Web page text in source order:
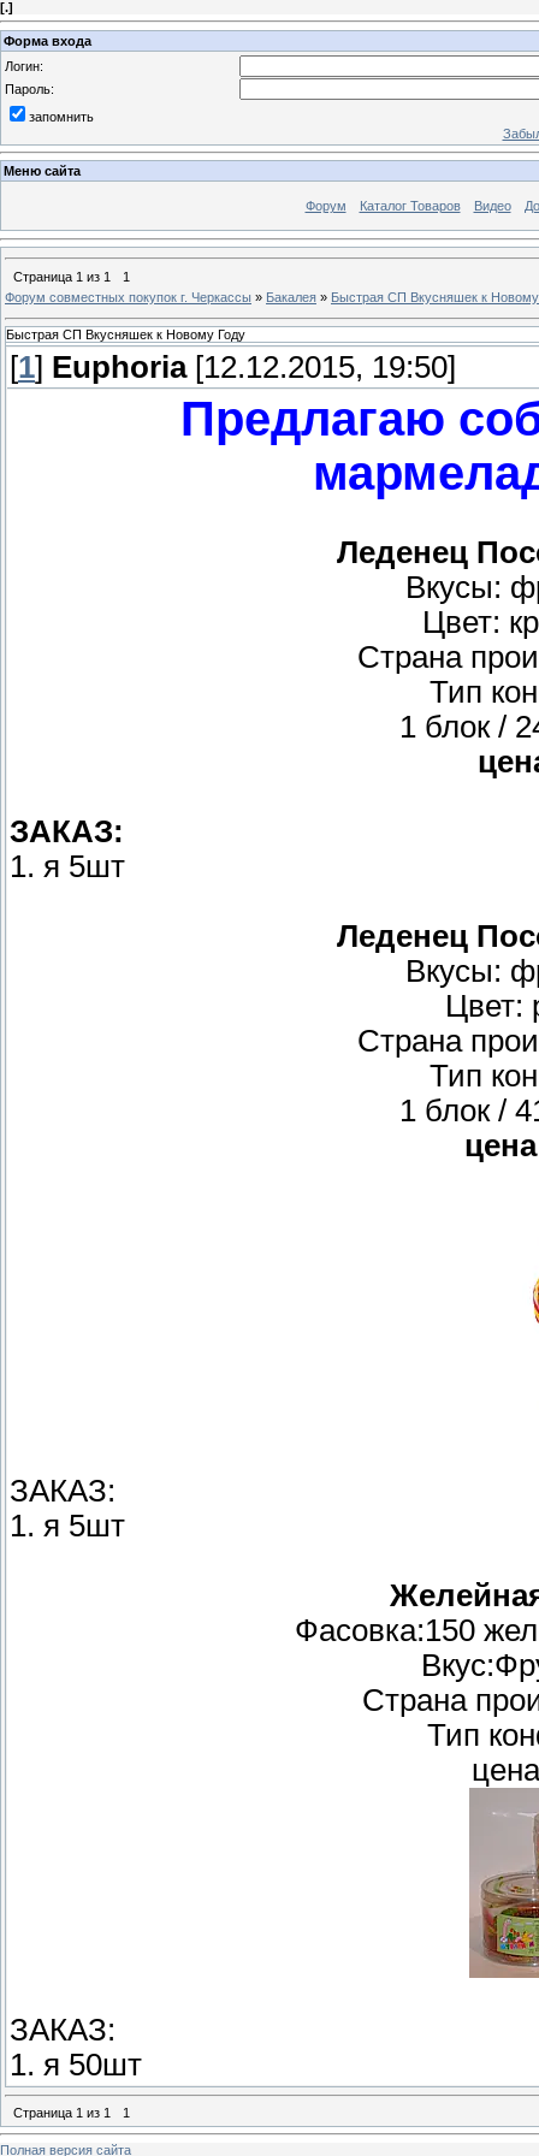
[.]
Форма входа
Логин:
Пароль:
запомнить
Меню сайта
Форум Каталог Товаров Видео
Страница 1 из 1
1
Форум совместных покупок г. Черкассы » Бакалея » Быстрая СП Вкусняшек к Новому
Быстрая СП Вкусняшек к Новому Году
[1] Euphoria[12.12.2015, 19:50]
Предлагаю
Леденец
Вкусы:
Цвет:
Страна
Тип
1 блок /
ЗАКАЗ:
1. я 5шт
Леденец
Вкусы:
Цвет:
Страна
Тип
1 блок /
ЗАКАЗ:
1. я 5шт
Фасовка:150
Страна
Тип
ЗАКАЗ:
1. я 50шт
Страница 1 из 1 1
Полная версия сайта